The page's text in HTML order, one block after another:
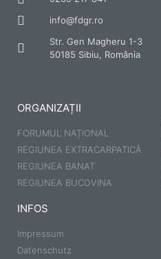
info@fdgr.ro
Str. Gen Magheru 1-3
50185 Sibiu, România
ORGANIZAȚII
FORUMUL NAȚIONAL
REGIUNEA EXTRACARPATICĂ
REGIUNEA BANAT
REGIUNEA BUCOVINA
INFOS
Impressum
Datenschutz